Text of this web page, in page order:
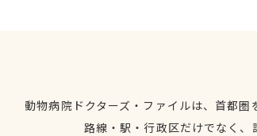
動物病院ドクターズ・ファイルは、首都
路線・駅・行政区だけでなく